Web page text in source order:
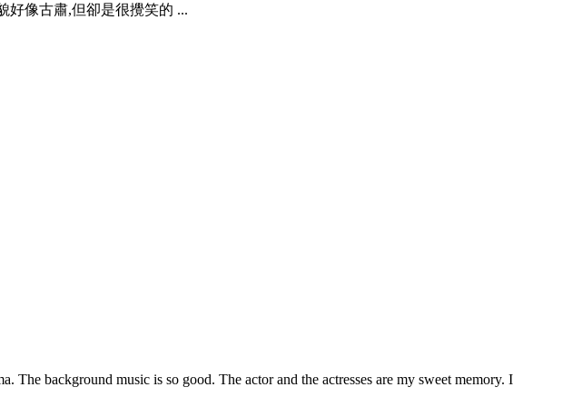
好像古肅,但卻是很攪笑的 ...
The background music is so good. The actor and the actresses are my sweet memory. I